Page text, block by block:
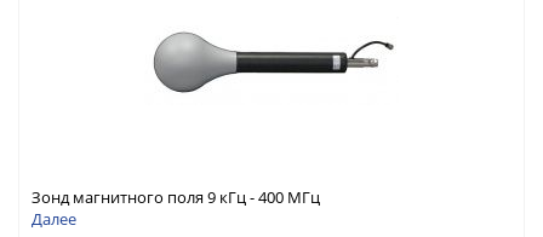
Зонд магнитного поля 9 кГц - 400 МГц
Далее